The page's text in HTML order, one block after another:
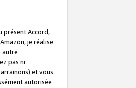
présent Accord,
je réalise
autre
pas ni
et vous
autorisée